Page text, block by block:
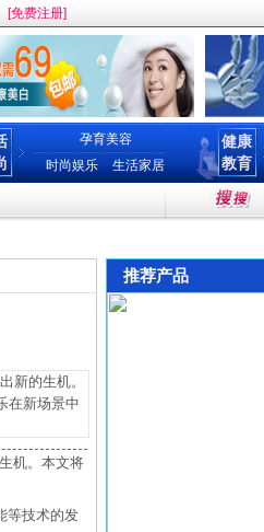
[免费注册]
孕育美容
时尚娱乐
生活家居
健康
教育
新的生机。
在新场景中
机。本文将
等技术的发
推荐产品